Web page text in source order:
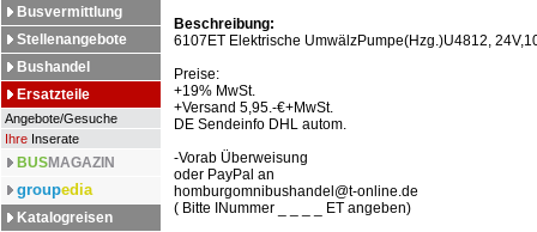
Busvermittlung
Stellenangebote
Bushandel
Ersatzteile
Angebote/Gesuche
Ihre Inserate
BUSMAGAZIN
groupedia
Katalogreisen
Beschreibung:
6107ET Elektrische UmwälzPumpe(Hzg.)U4812,
Preise:
+19% MwSt.
+Versand 5,95.-€+MwSt.
DE Sendeinfo DHL autom.
-Vorab Überweisung
oder PayPal an
homburgomnibushandel@t-online.de
( Bitte INummer _ _ _ _ ET angeben)